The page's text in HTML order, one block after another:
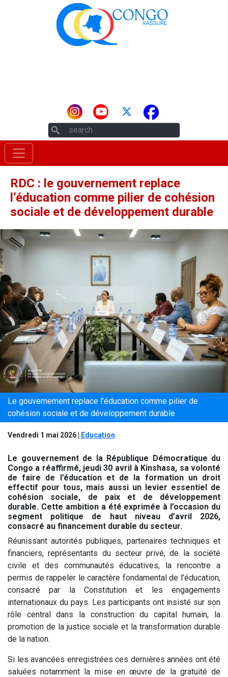
Aller au contenu principal
RDC : le gouvernement replace
l’éducation comme pilier de cohésion
sociale et de développement durable
Le gouvernement replace l’éducation comme pilier de
cohésion sociale et de développement durable
Vendredi 1 mai 2026 Education
Le gouvernement de la République Démocratique du
Congo a réaffirmé, jeudi 30 avril à Kinshasa, sa volonté
de faire de l’éducation et de la formation un droit
effectif pour tous, mais aussi un levier essentiel de
cohésion sociale, de paix et de développement
durable. Cette ambition a été exprimée à l’occasion du
segment politique de haut niveau d’avril 2026,
consacré au financement durable du secteur.
Réunissant autorités publiques, partenaires techniques et
financiers, représentants du secteur privé, de la société
civile et des communautés éducatives, la rencontre a
permis de rappeler le caractère fondamental de l’éducation,
consacré par la Constitution et les engagements
internationaux du pays. Les participants ont insisté sur son
rôle central dans la construction du capital humain, la
promotion de la justice sociale et la transformation durable
de la nation.
Si les avancées enregistrées ces dernières années ont été
saluées notamment la mise en œuvre de la gratuité de